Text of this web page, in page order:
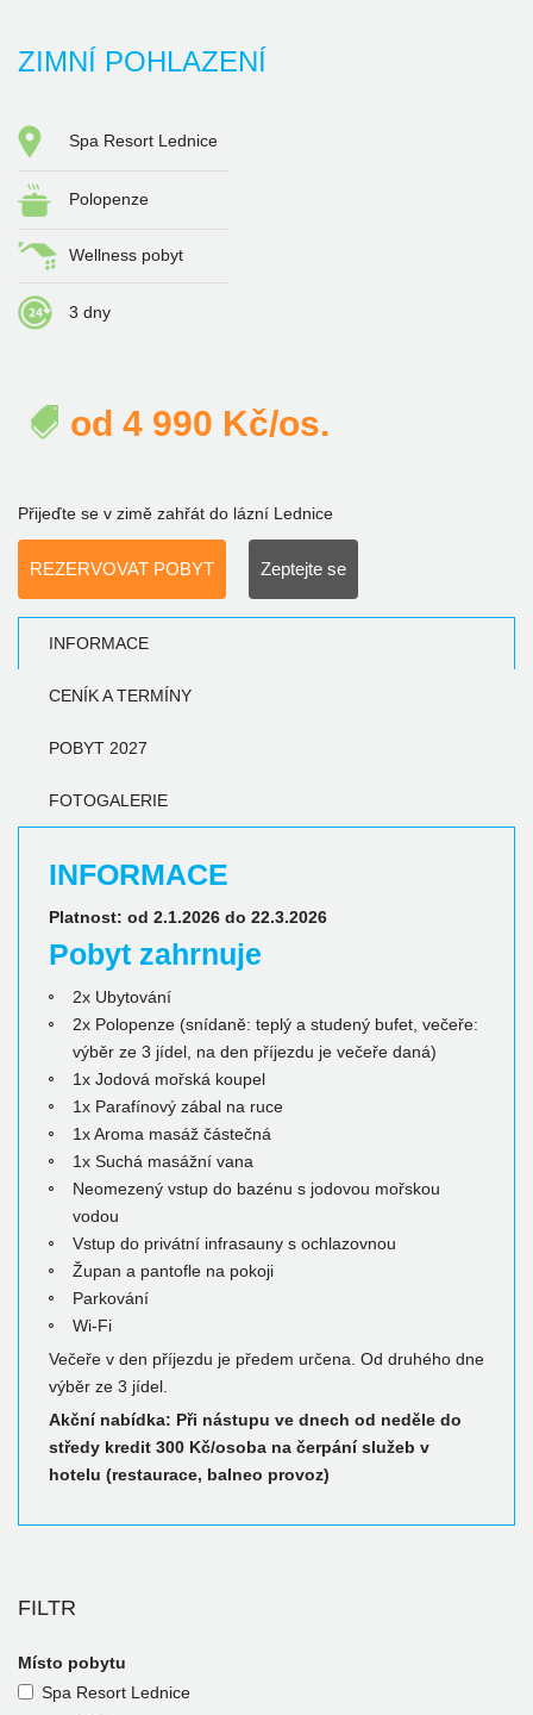
ZIMNÍ POHLAZENÍ
Spa Resort Lednice
Polopenze
Wellness pobyt
3 dny
od 4 990 Kč/os.
Přijeďte se v zimě zahřát do lázní Lednice
REZERVOVAT POBYT Zeptejte se
INFORMACE
CENÍK A TERMÍNY
POBYT 2027
FOTOGALERIE
INFORMACE
Platnost: od 2.1.2026 do 22.3.2026
Pobyt zahrnuje
2x Ubytování
2x Polopenze (snídaně: teplý a studený bufet, večeře:
výběr ze 3 jídel, na den příjezdu je večeře daná)
1x Jodová mořská koupel
1x Parafínový zábal na ruce
1x Aroma masáž částečná
1x Suchá masážní vana
Neomezený vstup do bazénu s jodovou mořskou
vodou
Vstup do privátní infrasauny s ochlazovnou
Župan a pantofle na pokoji
Parkování
Wi-Fi
Večeře v den příjezdu je předem určena. Od druhého dne
výběr ze 3 jídel.
Akční nabídka: Při nástupu ve dnech od neděle do
středy kredit 300 Kč/osoba na čerpání služeb v
hotelu (restaurace, balneo provoz)
FILTR
Místo pobytu
Spa Resort Lednice